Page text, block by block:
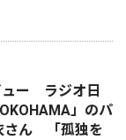
ュー ラジオ日
」のパ
さん 「孤独を